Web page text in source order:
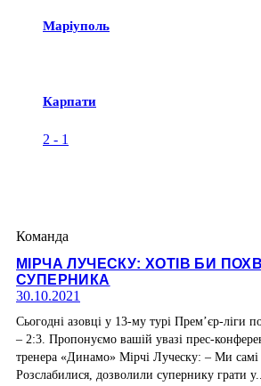
Маріуполь
Карпати
2 - 1
Команда
МІРЧА ЛУЧЕСКУ: ХОТІВ БИ
СУПЕРНИКА
30.10.2021
Сьогодні азовці у 13-му турі Прем’єр-ліги
– 2:3. Пропонуємо вашій увазі прес-
тренера «Динамо» Мірчі Луческу: – Ми самі
Розслабилися, дозволили супернику грати